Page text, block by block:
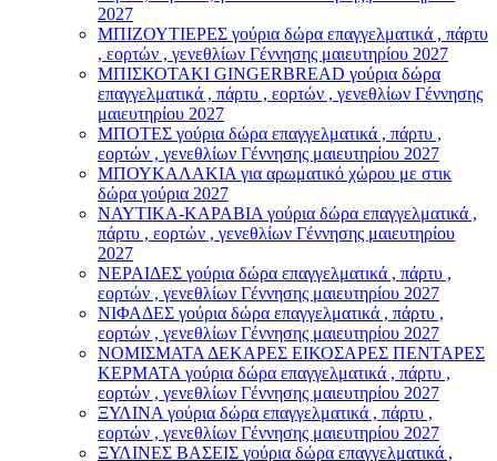
2027
ΜΠΙΖΟΥΤΙΕΡΕΣ γούρια δώρα επαγγελματικά , πάρτυ
, εορτών , γενεθλίων Γέννησης μαιευτηρίου 2027
ΜΠΙΣΚΟΤΑΚΙ GINGERBREAD γούρια δώρα
επαγγελματικά , πάρτυ , εορτών , γενεθλίων Γέννησης
μαιευτηρίου 2027
ΜΠΟΤΕΣ γούρια δώρα επαγγελματικά , πάρτυ ,
εορτών , γενεθλίων Γέννησης μαιευτηρίου 2027
ΜΠΟΥΚΑΛΑΚΙΑ για αρωματικό χώρου με στικ
δώρα γούρια 2027
ΝΑΥΤΙΚΑ-ΚΑΡΑΒΙΑ γούρια δώρα επαγγελματικά ,
πάρτυ , εορτών , γενεθλίων Γέννησης μαιευτηρίου
2027
ΝΕΡΑΙΔΕΣ γούρια δώρα επαγγελματικά , πάρτυ ,
εορτών , γενεθλίων Γέννησης μαιευτηρίου 2027
ΝΙΦΑΔΕΣ γούρια δώρα επαγγελματικά , πάρτυ ,
εορτών , γενεθλίων Γέννησης μαιευτηρίου 2027
ΝΟΜΙΣΜΑΤΑ ΔΕΚΑΡΕΣ ΕΙΚΟΣΑΡΕΣ ΠΕΝΤΑΡΕΣ
ΚΕΡΜΑΤΑ γούρια δώρα επαγγελματικά , πάρτυ ,
εορτών , γενεθλίων Γέννησης μαιευτηρίου 2027
ΞΥΛΙΝΑ γούρια δώρα επαγγελματικά , πάρτυ ,
εορτών , γενεθλίων Γέννησης μαιευτηρίου 2027
ΞΥΛΙΝΕΣ ΒΑΣΕΙΣ γούρια δώρα επαγγελματικά ,